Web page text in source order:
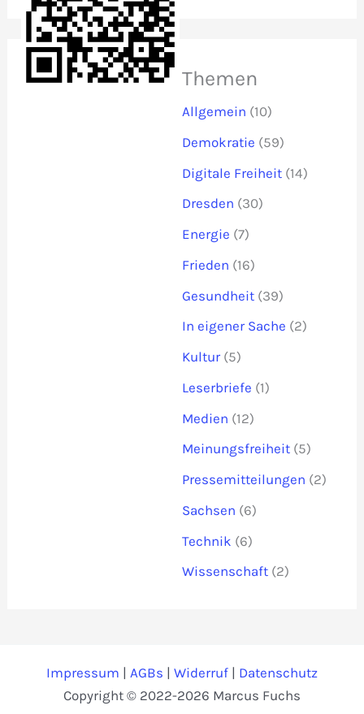
Themen
Allgemein (10)
Demokratie (59)
Digitale Freiheit (14)
Dresden (30)
Energie (7)
Frieden (16)
Gesundheit (39)
In eigener Sache (2)
Kultur (5)
Leserbriefe (1)
Medien (12)
Meinungsfreiheit (5)
Pressemitteilungen (2)
Sachsen (6)
Technik (6)
Wissenschaft (2)
Impressum | AGBs | Widerruf | Datenschutz
Copyright © 2022-2026 Marcus Fuchs